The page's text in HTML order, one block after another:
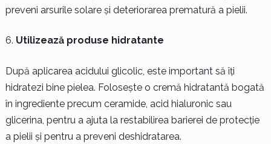
preveni arsurile solare și deteriorarea prematură a pielii.
Utilizează produse hidratante
După aplicarea acidului glicolic, este important să îți
hidratezi bine pielea. Folosește o cremă hidratantă bogată
în ingrediente precum ceramide, acid hialuronic sau
glicerina, pentru a ajuta la restabilirea barierei de protecție
a pielii și pentru a preveni deshidratarea.